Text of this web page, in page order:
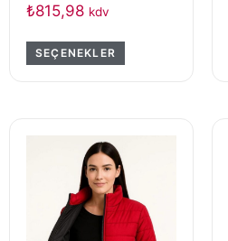
₺815,98 kdv
SEÇENEKLER